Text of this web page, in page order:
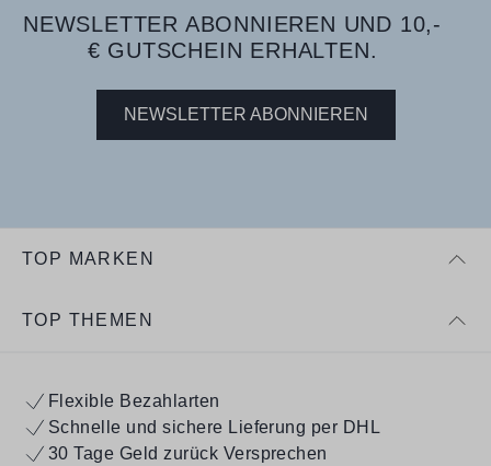
NEWSLETTER ABONNIEREN UND 10,-
€ GUTSCHEIN ERHALTEN.
NEWSLETTER ABONNIEREN
TOP MARKEN
TOP THEMEN
Flexible Bezahlarten
Schnelle und sichere Lieferung per DHL
30 Tage Geld zurück Versprechen